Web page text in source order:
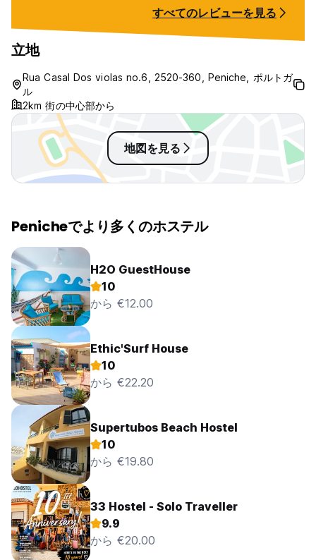
former pro surfer (Dane)!!! I've got
to give a special shout out to
Leon and Ruby (volunteers) too
who do a power of work to keep
the place neat and tidy. They are
such lovely and welcoming
volunteers who made my week
very special!
and do
definitely be
すべてのレビューを見る
立地
Rua Casal Dos violas no.6, 2520-360, Peniche, ポルトガ
ル
2km 街の中心部から
地図を見る
Penicheでより多くのホステル
H2O GuestHouse
10
から €12.00
Ethic'Surf House
10
から €22.20
Supertubos Beach Hostel
10
から €19.80
33 Hostel - Solo Traveller
9.9
から €20.00